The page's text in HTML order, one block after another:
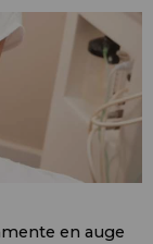
en auge